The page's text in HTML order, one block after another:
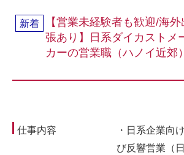
新着
【営業未経験者も歓迎/海外
張あり】日系ダイカストメ
カーの営業職（ハノイ近郊）
仕事内容
・日系企業向
び反響営業（